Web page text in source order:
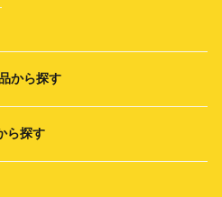
から探す
ら探す